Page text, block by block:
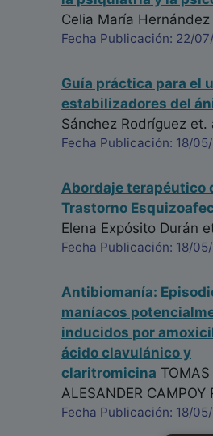
Celia María Hernández
Fecha Publicación: 22/
Guía práctica para el
estabilizadores del
Sánchez Rodríguez et.
Fecha Publicación: 18/
Abordaje terapéutico
Trastorno
Elena Expósito Durán
Fecha Publicación: 18/
Antibiomanía:
maníacos
inducidos por
ácido clavulánico y
claritromicina TOMAS
ALESANDER CAMPOY
Fecha Publicación: 18/